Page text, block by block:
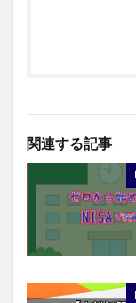
関連する記事